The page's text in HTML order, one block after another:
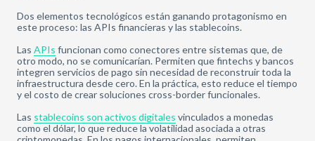
Dos elementos tecnológicos están ganando protagonismo en
este proceso: las APIs financieras y las stablecoins.
Las APIs funcionan como conectores entre sistemas que, de
otro modo, no se comunicarían. Permiten que fintechs y bancos
integren servicios de pago sin necesidad de reconstruir toda la
infraestructura desde cero. En la práctica, esto reduce el tiempo
y el costo de crear soluciones cross-border funcionales.
Las stablecoins son activos digitales vinculados a monedas
como el dólar, lo que reduce la volatilidad asociada a otras